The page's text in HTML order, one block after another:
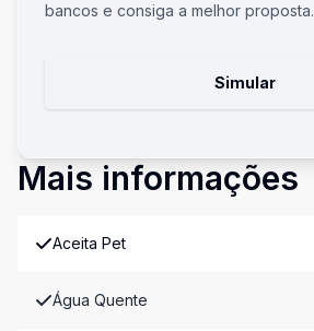
bancos e consiga a melhor proposta.
Simular
Mais informações
Aceita Pet
Água Quente